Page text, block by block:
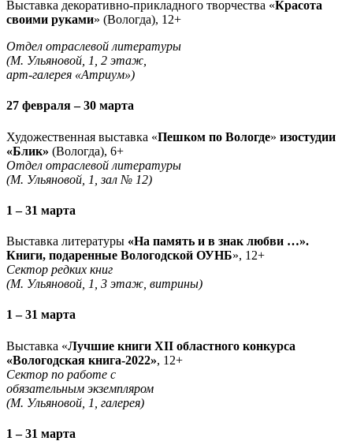
Выставка декоративно-прикладного творчества «Красота
своими руками» (Вологда), 12+
Отдел отраслевой литературы
(М. Ульяновой, 1, 2 этаж,
арт-галерея «Атриум»)
27 февраля – 30 марта
Художественная выставка «Пешком по Вологде» изостудии
«Блик» (Вологда), 6+
Отдел отраслевой литературы
(М. Ульяновой, 1, зал № 12)
1 – 31 марта
Выставка литературы «На память и в знак любви …».
Книги, подаренные Вологодской ОУНБ», 12+
Сектор редких книг
(М. Ульяновой, 1, 3 этаж, витрины)
1 – 31 марта
Выставка «Лучшие книги XII областного конкурса
«Вологодская книга-2022», 12+
Сектор по работе с
обязательным экземпляром
(М. Ульяновой, 1, галерея)
1 – 31 марта